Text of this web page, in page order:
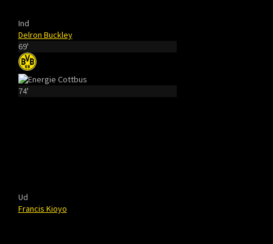
Ind
Delron Buckley
69'
74'
Ud
Francis Kioyo